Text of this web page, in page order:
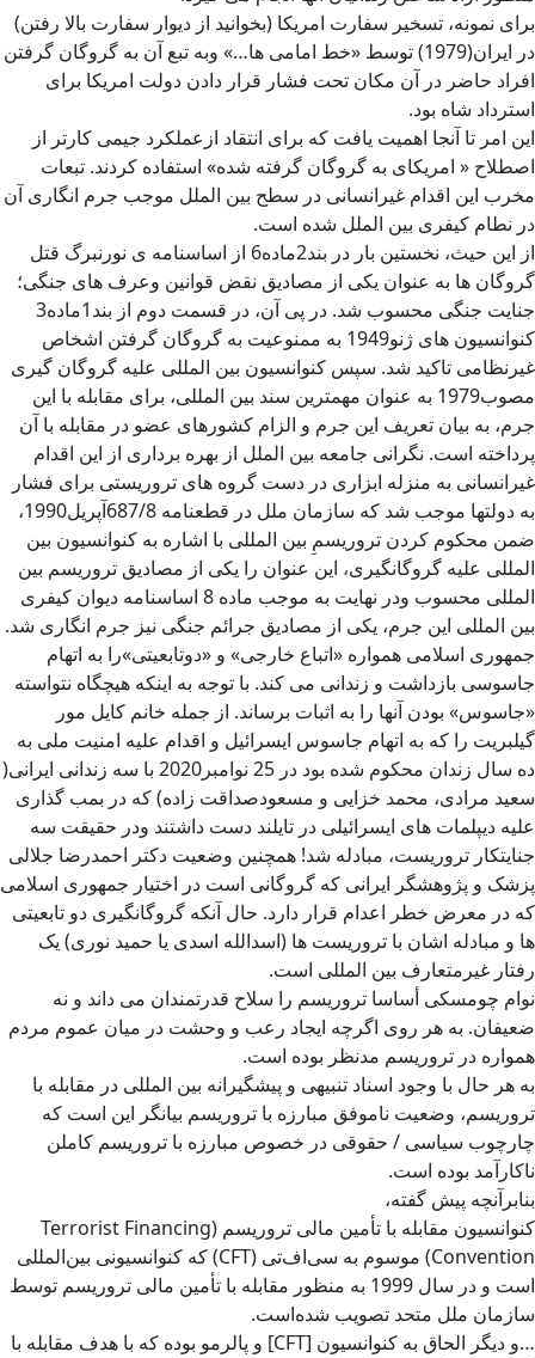
برای نمونه، تسخیر سفارت امریکا (بخوانید از دیوار سفارت بالا رفتن)
در ایران(1979) توسط «خط امامی ها…» وبه تبع آن به گروگان گرفتن
افراد حاضر در آن مکان تحت فشار قرار دادن دولت امریکا برای
استرداد شاه بود.
این امر تا آنجا اهمیت یافت که برای انتقاد ازعملکرد جیمی کارتر از
اصطلاح « امریکای به گروگان گرفته شده» استفاده کردند. تبعات
مخرب این اقدام غیرانسانی در سطح بین الملل موجب جرم انگاری آن
در نطام کیفری بین الملل شده است.
از این حیث، نخستین بار در بند2ماده6 از اساسنامه ی نورنبرگ قتل
گروگان ها به عنوان یکی از مصادیق نقض قوانین وعرف های جنگی؛
جنایت جنگی محسوب شد. در پی آن، در قسمت دوم از بند1ماده3
کنوانسیون های ژنو1949 به ممنوعیت به گروگان گرفتن اشخاص
غیرنظامی تاکید شد. سپس کنوانسیون بین المللی علیه گروگان گیری
مصوب1979 به عنوان مهمترین سند بین المللی، برای مقابله با این
جرم، به بیان تعریف این جرم و الزام کشورهای عضو در مقابله با آن
پرداخته است. نگرانی جامعه بین الملل از بهره برداری از این اقدام
غیرانسانی به منزله ابزاری در دست گروه های تروریستی برای فشار
به دولتها موجب شد که سازمان ملل در قطعنامه 687/8آپریل1990،
ضمن محکوم کردن تروریسمِ بین المللی با اشاره به کنوانسیون بین
المللی علیه گروگانگیری، این عنوان را یکی از مصادیق تروریسم بین
المللی محسوب ودر نهایت به موجب ماده 8 اساسنامه دیوان کیفری
بین المللی این جرم، یکی از مصادیق جرائم جنگی نیز جرم انگاری شد.
جمهوری اسلامی همواره «اتباع خارجی» و «دوتابعیتی»را به اتهام
جاسوسی بازداشت و زندانی می کند. با توجه به اینکه هیچگاه نتواسته
«جاسوس» بودن آنها را به اثبات برساند. از جمله خانم کایل مور
گیلبریت را که به اتهام جاسوس ایسرائیل و اقدام علیه امنیت ملی به
ده سال زندان محکوم شده بود در 25 نوامبر2020 با سه زندانی ایرانی(
سعید مرادی، محمد خزایی و مسعودصداقت زاده) که در بمب گذاری
علیه دیپلمات های ایسرائیلی در تایلند دست داشتند ودر حقیقت سه
جنایتکار تروریست، مبادله شد! همچنین وضعیت دکتر احمدرضا جلالی
پزشک و پژوهشگر ایرانی که گروگانی است در اختیار جمهوری اسلامی
که در معرض خطر اعدام قرار دارد. حال آنکه گروگانگیری دو تابعیتی
ها و مبادله اشان با تروریست ها (اسدالله اسدی یا حمید نوری) یک
رفتار غیرمتعارف بین المللی است.
نوام چومسکی أساسا تروریسم را سلاح قدرتمندان می داند و نه
ضعیفان. به هر روی اگرچه ایجاد رعب و وحشت در میان عموم مردم
همواره در تروریسم مدنظر بوده است.
به هر حال با وجود اسناد تنبیهی و پیشگیرانه بین المللی در مقابله با
تروریسم، وضعیت ناموفق مبارزه با تروریسم بیانگر این است که
چارچوب سیاسی / حقوقی در خصوص مبارزه با تروریسم کاملن
ناکارآمد بوده است.
بنابرآنچه پیش گفته،
کنوانسیون مقابله با تأمین مالی تروریسم (Terrorist Financing
Convention) موسوم به سی‌اف‌تی (CFT) که کنوانسیونی بین‌المللی
است و در سال 1999 به منظور مقابله با تأمین مالی تروریسم توسط
سازمان ملل متحد تصویب شده‌است.
…و دیگر الحاق به کنوانسیون [CFT] و پالرمو بوده که با هدف مقابله با